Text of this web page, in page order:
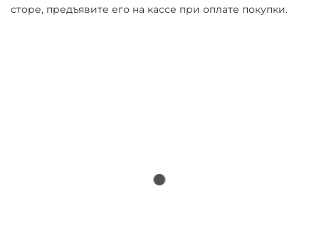
сторе, предъявите его на кассе при оплате покупки.